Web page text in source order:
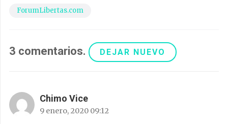
ForumLibertas.com
3 comentarios. DEJAR NUEVO
Chimo Vice
9 enero, 2020 09:12